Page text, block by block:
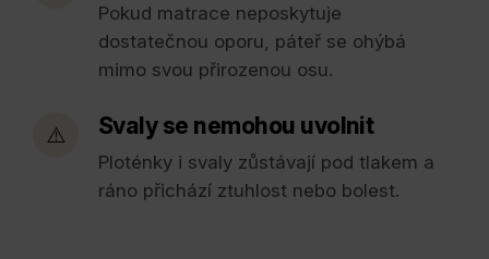
Pokud matrace neposkytuje
dostatečnou oporu, páteř se ohýbá
mimo svou přirozenou osu.
⚠️ Svaly se nemohou uvolnit
Ploténky i svaly zůstávají pod tlakem a
ráno přichází ztuhlost nebo bolest.